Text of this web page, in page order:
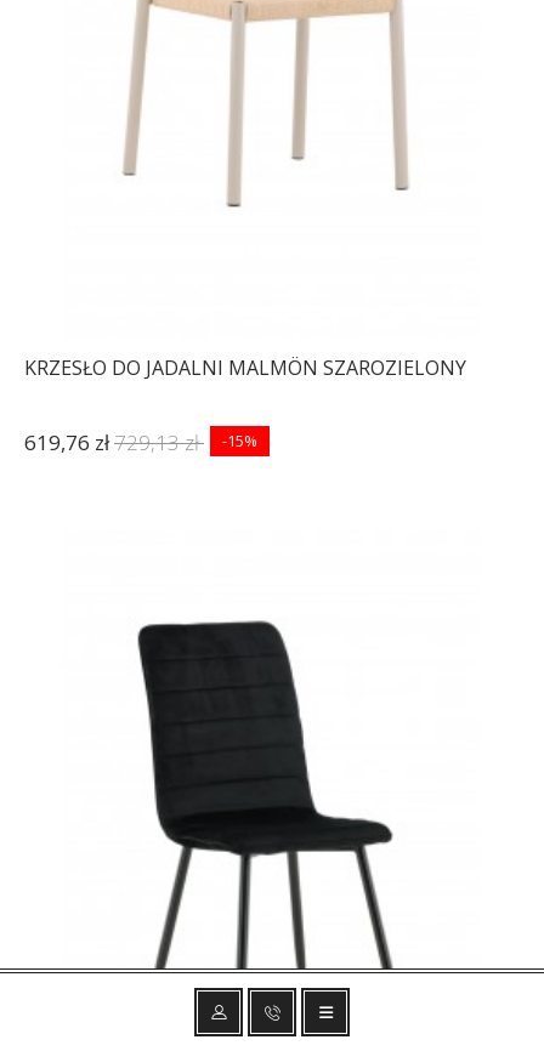
KRZESŁO DO JADALNI MALMÖN SZAROZIELONY
619,76 zł729,13 zł -15%